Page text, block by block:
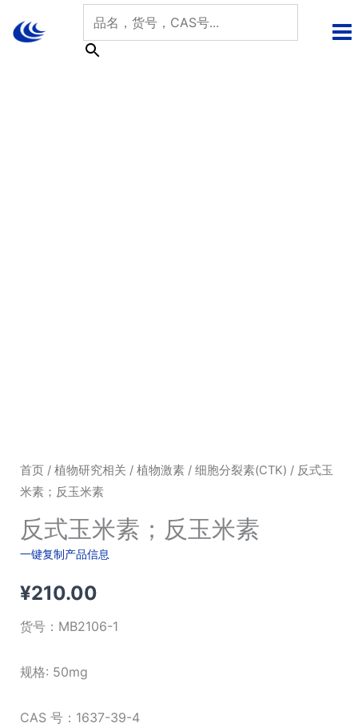
首页/ 植物研究相关 / 植物激素/ 细胞分裂素(CTK) / 反式玉
米素；反玉米素
反式玉米素；反玉米素
一键复制产品信息
¥210.00
货号： MB2106-1
规格: 50mg
CAS 号：1637-39-4